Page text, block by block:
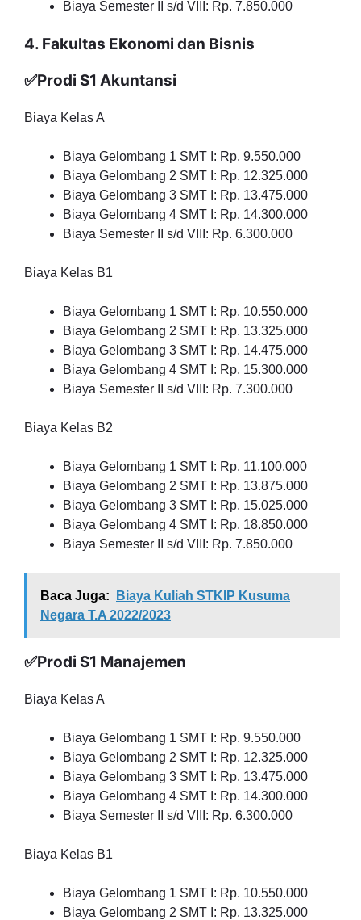
Biaya Semester II s/d VIII: Rp. 7.850.000
4. Fakultas Ekonomi dan Bisnis
✅Prodi S1 Akuntansi
Biaya Kelas A
Biaya Gelombang 1 SMT I: Rp. 9.550.000
Biaya Gelombang 2 SMT I: Rp. 12.325.000
Biaya Gelombang 3 SMT I: Rp. 13.475.000
Biaya Gelombang 4 SMT I: Rp. 14.300.000
Biaya Semester II s/d VIII: Rp. 6.300.000
Biaya Kelas B1
Biaya Gelombang 1 SMT I: Rp. 10.550.000
Biaya Gelombang 2 SMT I: Rp. 13.325.000
Biaya Gelombang 3 SMT I: Rp. 14.475.000
Biaya Gelombang 4 SMT I: Rp. 15.300.000
Biaya Semester II s/d VIII: Rp. 7.300.000
Biaya Kelas B2
Biaya Gelombang 1 SMT I: Rp. 11.100.000
Biaya Gelombang 2 SMT I: Rp. 13.875.000
Biaya Gelombang 3 SMT I: Rp. 15.025.000
Biaya Gelombang 4 SMT I: Rp. 18.850.000
Biaya Semester II s/d VIII: Rp. 7.850.000
Baca Juga:
Biaya Kuliah STKIP Kusuma
Negara T.A 2022/2023
✅Prodi S1 Manajemen
Biaya Kelas A
Biaya Gelombang 1 SMT I: Rp. 9.550.000
Biaya Gelombang 2 SMT I: Rp. 12.325.000
Biaya Gelombang 3 SMT I: Rp. 13.475.000
Biaya Gelombang 4 SMT I: Rp. 14.300.000
Biaya Semester II s/d VIII: Rp. 6.300.000
Biaya Kelas B1
Biaya Gelombang 1 SMT I: Rp. 10.550.000
Biaya Gelombang 2 SMT I: Rp. 13.325.000